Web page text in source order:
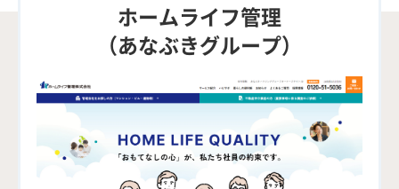
ホームライフ管理
（あなぶきグループ）